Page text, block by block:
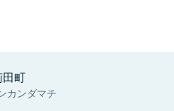
町
カンダマチ